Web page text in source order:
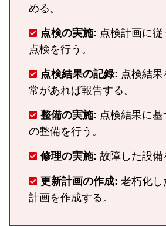
める。
点検の実施: 点検計画に
点検を行う。
点検結果の記録: 点検結
常があれば報告する。
整備の実施: 点検結果に
の整備を行う。
修理の実施: 故障した設備
更新計画の作成: 老朽化し
計画を作成する。